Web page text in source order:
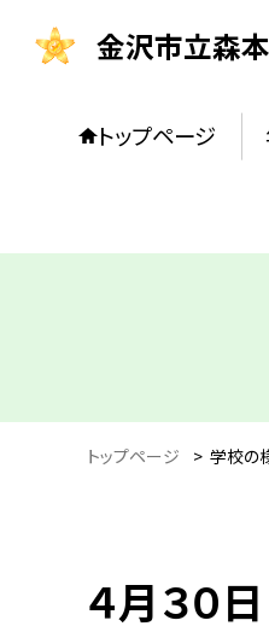
金沢市立森
トップページ
トップページ > 学校の
４月３０